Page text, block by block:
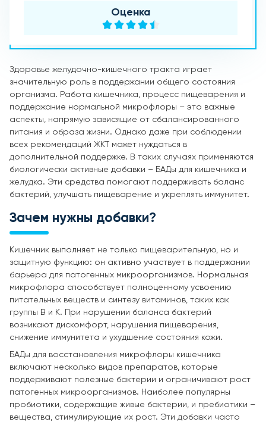
Оценка
Здоровье желудочно-кишечного тракта играет
значительную роль в поддержании общего состояния
организма. Работа кишечника, процесс пищеварения и
поддержание нормальной микрофлоры – это важные
аспекты, напрямую зависящие от сбалансированного
питания и образа жизни. Однако даже при соблюдении
всех рекомендаций ЖКТ может нуждаться в
дополнительной поддержке. В таких случаях применяются
биологически активные добавки – БАДы для кишечника и
желудка. Эти средства помогают поддерживать баланс
бактерий, улучшать пищеварение и укреплять иммунитет.
Зачем нужны добавки?
Кишечник выполняет не только пищеварительную, но и
защитную функцию: он активно участвует в поддержании
барьера для патогенных микроорганизмов. Нормальная
микрофлора способствует полноценному усвоению
питательных веществ и синтезу витаминов, таких как
группы В и К. При нарушении баланса бактерий
возникают дискомфорт, нарушения пищеварения,
снижение иммунитета и ухудшение состояния кожи.
БАДы для восстановления микрофлоры кишечника
включают несколько видов препаратов, которые
поддерживают полезные бактерии и ограничивают рост
патогенных микроорганизмов. Наиболее популярны
пробиотики, содержащие живые бактерии, и пребиотики –
вещества, стимулирующие их рост. Эти добавки часто